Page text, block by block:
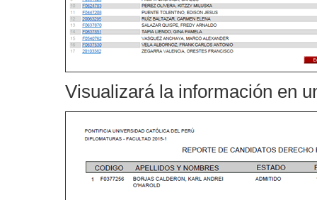
Visualizará la información en